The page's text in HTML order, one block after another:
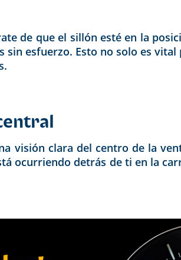
de que el sillón esté en la
sin esfuerzo. Esto no solo es
visión clara del centro de la
ocurriendo detrás de ti en la